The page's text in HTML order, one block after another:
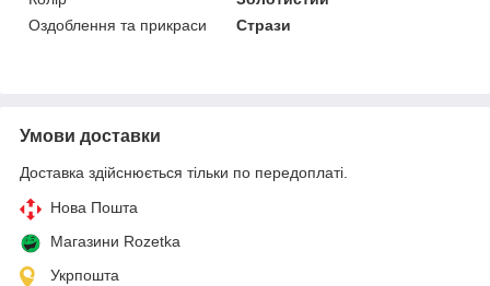
Оздоблення та прикраси
Стрази
Умови доставки
Доставка здійснюється тільки по передоплаті.
Нова Пошта
Магазини Rozetka
Укрпошта